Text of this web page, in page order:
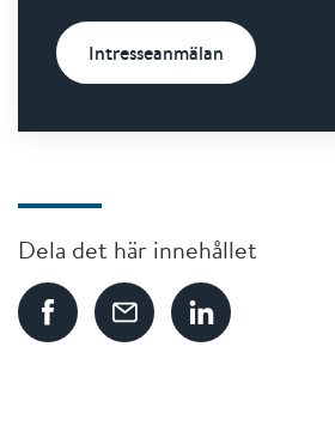
Intresseanmälan
Dela det här innehållet